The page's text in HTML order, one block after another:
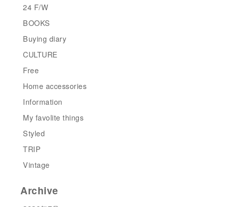
24 F/W
BOOKS
Buying diary
CULTURE
Free
Home accessories
Information
My favolite things
Styled
TRIP
Vintage
Archive